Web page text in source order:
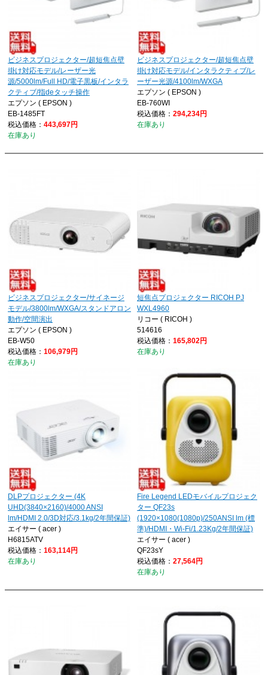
ビジネスプロジェクター/超短焦点壁
掛け対応モデル/レーザー光
源/5000lm/Full HD/電子黒板/インタラ
クティブ/指deタッチ操作
エプソン ( EPSON )
EB-1485FT
税込価格： 443,697円
在庫あり
ビジネスプロジェクター/超短焦点壁
掛け対応モデル/インタラクティブ/レ
ーザー光源/4100lm/WXGA
エプソン ( EPSON )
EB-760WI
税込価格： 294,234円
在庫あり
ビジネスプロジェクター/サイネージ
モデル/3800lm/WXGA/スタンドアロン
動作/空間演出
エプソン ( EPSON )
EB-W50
税込価格： 106,979円
在庫あり
短焦点プロジェクター RICOH PJ
WXL4960
リコー ( RICOH )
514616
税込価格： 165,802円
在庫あり
DLPプロジェクター (4K
UHD(3840×2160)/4000 ANSI
lm/HDMI 2.0/3D対応/3.1kg/2年間保証)
エイサー ( acer )
H6815ATV
税込価格： 163,114円
在庫あり
Fire Legend LEDモバイルプロジェク
ター QF23s
(1920×1080(1080p)/250ANSI lm (標
準)/HDMI・Wi-Fi/1.23Kg/2年間保証)
エイサー ( acer )
QF23sY
税込価格： 27,564円
在庫あり